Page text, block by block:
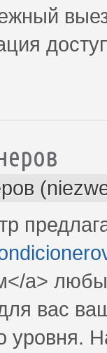
a>
вас
уровня.